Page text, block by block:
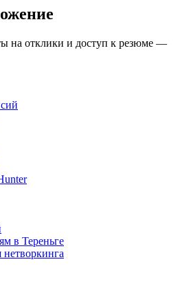
на отклики и доступ к резюме —
в Тереньге
нетворкинга